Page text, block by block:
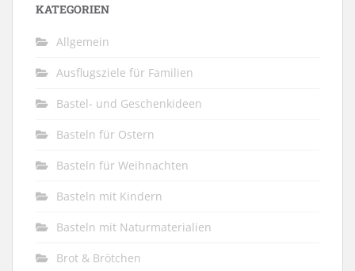
KATEGORIEN
Allgemein
Ausflugsziele für Familien
Bastel- und Geschenkideen
Basteln für Ostern
Basteln für Weihnachten
Basteln mit Kindern
Basteln mit Naturmaterialien
Brot & Brötchen